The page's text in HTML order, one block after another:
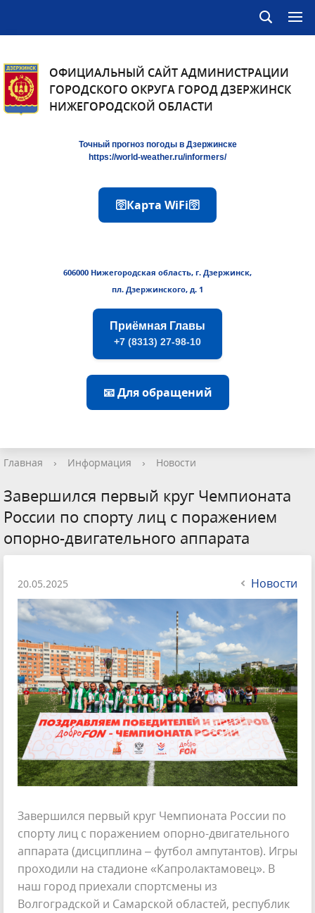
ОФИЦИАЛЬНЫЙ САЙТ АДМИНИСТРАЦИИ
ГОРОДСКОГО ОКРУГА ГОРОД ДЗЕРЖИНСК
НИЖЕГОРОДСКОЙ ОБЛАСТИ
Точный прогноз погоды в Дзержинске
https://world-weather.ru/informers/
🛜Карта WiFi🛜
606000 Нижегородская область, г. Дзержинск,
пл. Дзержинского, д. 1
Приёмная Главы
+7 (8313) 27-98-10
📧 Для обращений
Главная › Информация › Новости
Завершился первый круг Чемпионата
России по спорту лиц с поражением
опорно-двигательного аппарата
20.05.2025 Новости
Завершился первый круг Чемпионата России по
спорту лиц с поражением опорно-двигательного
аппарата (дисциплина – футбол ампутантов). Игры
проходили на стадионе «Капролактамовец». В
наш город приехали спортсмены из
Волгоградской и Самарской областей, республик